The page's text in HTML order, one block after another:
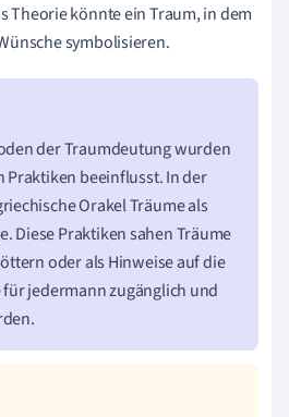
Theorie könnte ein Traum, in dem
symbolisieren.
der Traumdeutung wurden
Praktiken beeinflusst. In der
Orakel Träume als
Diese Praktiken sahen Träume
oder als Hinweise auf die
jedermann zugänglich und